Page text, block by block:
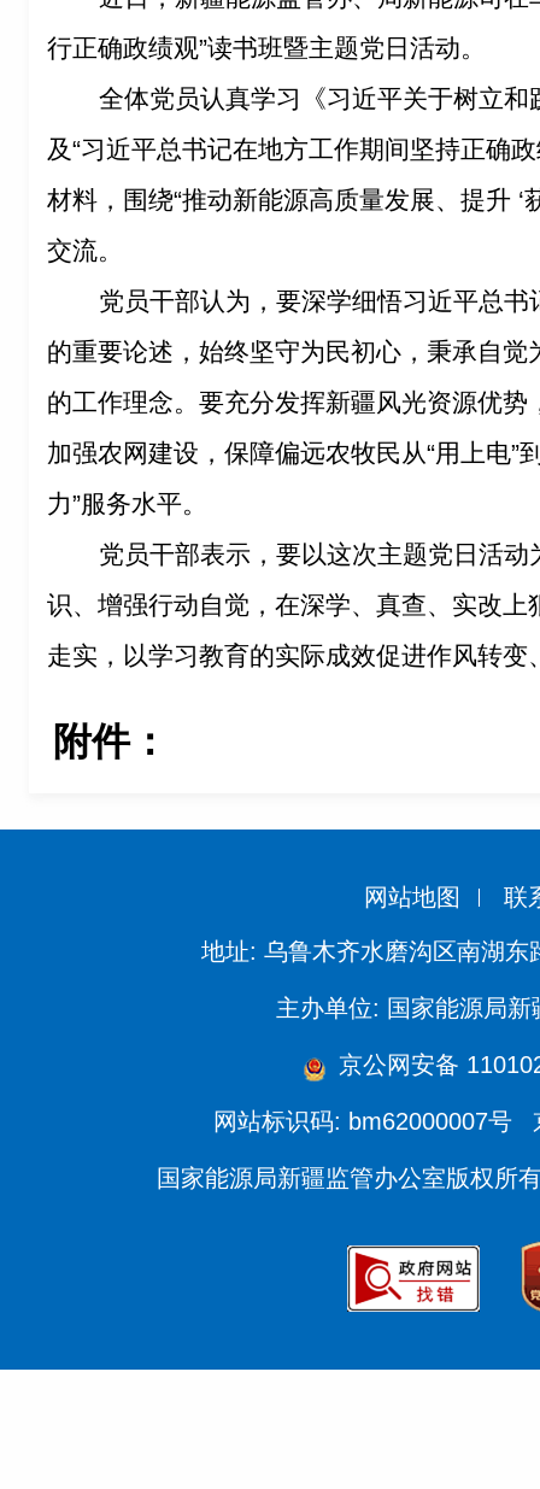
行正确政绩观”读书班暨主题党日活动。
全体党员认真学习《习近平关于树立
及“习近平总书记在地方工作期间坚持正确
材料，围绕“推动新能源高质量发展、提升 ‘
交流。
党员干部认为，要深学细悟习近平总
的重要论述，始终坚守为民初心，秉承自
的工作理念。要充分发挥新疆风光资源优
加强农网建设，保障偏远农牧民从“用上电”
力”服务水平。
党员干部表示，要以这次主题党日活
识、增强行动自觉，在深学、真查、实改
走实，以学习教育的实际成效促进作风转变
附件：
网站地图 联
地址: 乌鲁木齐水磨沟区南湖东
主办单位: 国家能源局新
京公网安备
网站标识码: bm62000007号
国家能源局新疆监管办公室版权所